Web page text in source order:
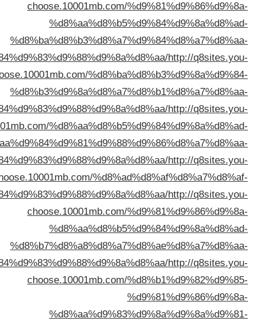
choose.10001mb.com/
choose.10001mb.com/
choose.10001mb.com/
choose.10001mb.com/
choose.10001mb.com/
choose.10001mb.com/